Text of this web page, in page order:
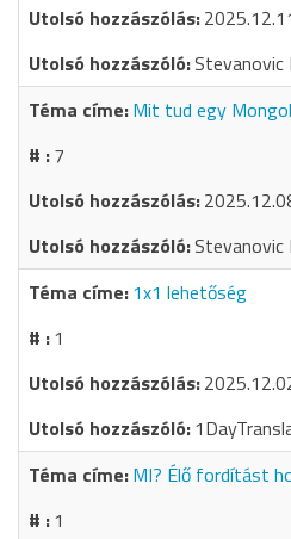
Stevanovic
Mit tud egy
7
Stevanovic
1x1 lehetőség
1
MI? Élő fordítást
1